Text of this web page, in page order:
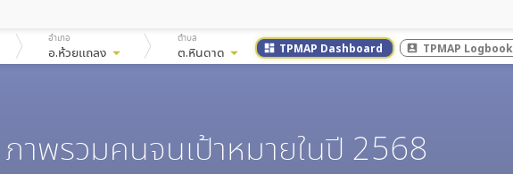
อำเภอ
อ.ห้วยแถลง arrow_drop_down
ตำบล
ต.หินดาด arrow_drop_down dashboard TPMAP Dashboard account_box TPMAP Logbook
ภาพรวมคนจนเป้าหมายในปี 2568